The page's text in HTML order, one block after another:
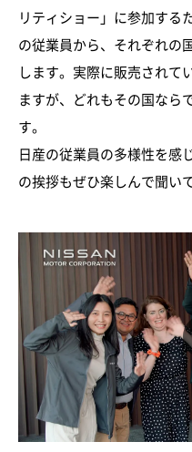
リティショー」に参加する
の従業員から、それぞれの
します。実際に販売されて
ますが、どれもその国なら
す。
日産の従業員の多様性を感
の挨拶もぜひ楽しんで聞い